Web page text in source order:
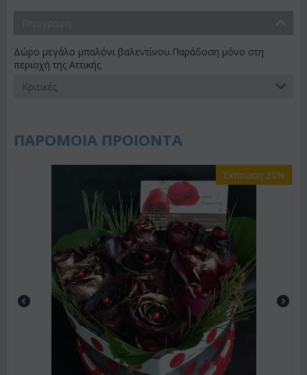
Δώρο μεγάλο μπαλόνι βαλεντίνου.Παράδοση μόνο στη
περιοχή της Αττικής.
Κριτικές
ΠΑΡΟΜΟΙΑ ΠΡΟΙΟΝΤΑ
Έκπτωση 30%